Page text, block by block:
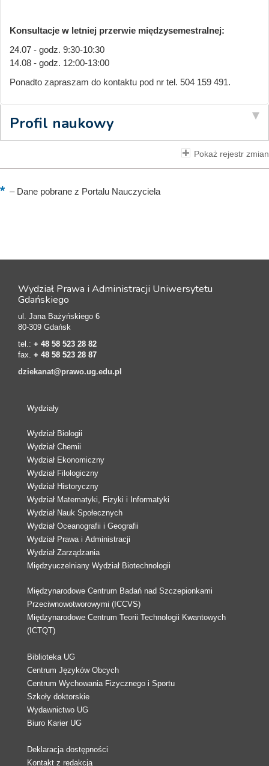
Konsultacje w letniej przerwie międzysemestralnej:
24.07 - godz. 9:30-10:30
14.08 - godz. 12:00-13:00
Ponadto zapraszam do kontaktu pod nr tel. 504 159 491.
Profil naukowy
Pokaż rejestr zmian
–Dane pobrane z Portalu Nauczyciela
Wydział Prawa i Administracji Uniwersytetu
Gdańskiego
ul. Jana Bażyńskiego 6
80-309 Gdańsk
tel.: + 48 58 523 28 82
fax. + 48 58 523 28 87
dziekanat@prawo.ug.edu.pl
Wydziały
Wydział Biologii
Wydział Chemii
Wydział Ekonomiczny
Wydział Filologiczny
Wydział Historyczny
Wydział Matematyki, Fizyki i Informatyki
Wydział Nauk Społecznych
Wydział Oceanografii i Geografii
Wydział Prawa i Administracji
Wydział Zarządzania
Międzyuczelniany Wydział Biotechnologii
Międzynarodowe Centrum Badań nad Szczepionkami
Przeciwnowotworowymi (ICCVS)
Międzynarodowe Centrum Teorii Technologii Kwantowych
(ICTQT)
Biblioteka UG
Centrum Języków Obcych
Centrum Wychowania Fizycznego i Sportu
Szkoły doktorskie
Wydawnictwo UG
Biuro Karier UG
Deklaracja dostępności
Kontakt z redakcją